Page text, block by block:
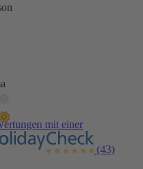
mit einer
(43)